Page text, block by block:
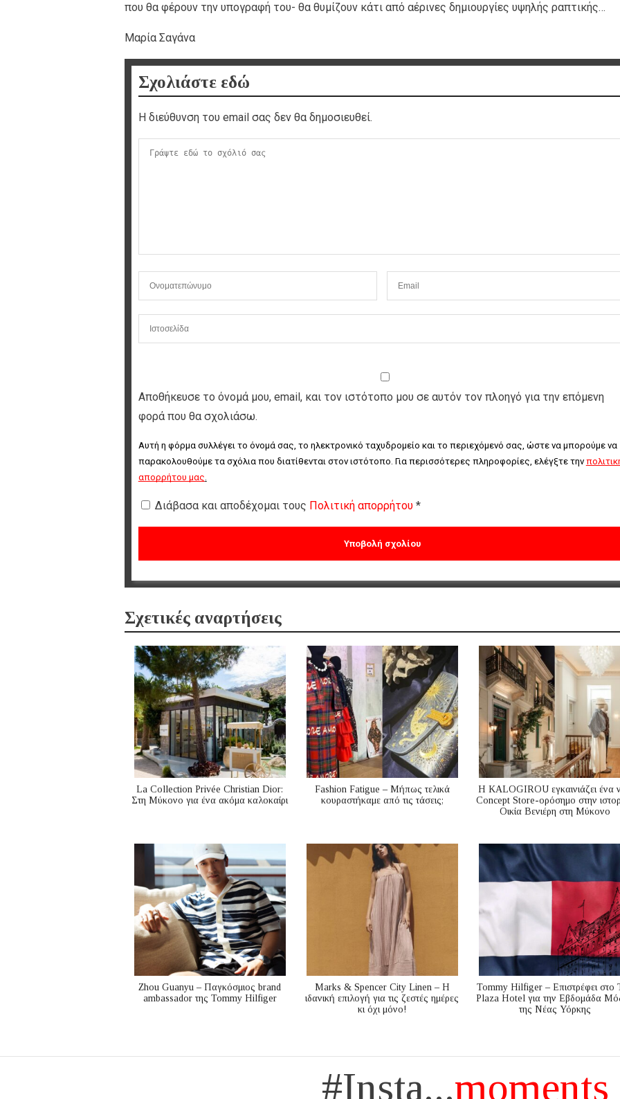
που θα φέρουν την υπογραφή του- θα θυμίζουν κάτι από αέρινες δημιουργίες υψηλής ραπτικής…
Μαρία Σαγάνα
Σχολιάστε εδώ
Η διεύθυνση του email σας δεν θα δημοσιευθεί.
Αποθήκευσε το όνομά μου, email, και τον ιστότοπο μου σε αυτόν τον πλοηγό για την επόμενη
φορά που θα σχολιάσω.
Αυτή η φόρμα συλλέγει το όνομά σας, το ηλεκτρονικό ταχυδρομείο και το περιεχόμενό σας, ώστε να μπορούμε να
παρακολουθούμε τα σχόλια που διατίθενται στον ιστότοπο. Για περισσότερες πληροφορίες, ελέγξτε την
απορρήτου μας.
Διάβασα και αποδέχομαι τους Πολιτική απορρήτου *
Σχετικές αναρτήσεις
La Collection Privée Christian Dior:
Στη Μύκονο για ένα ακόμα καλοκαίρι
Fashion Fatigue – Μήπως τελικά
κουραστήκαμε από τις τάσεις;
Η KALOGIROU εγκαινιάζει ένα
Concept Store-ορόσημο στην
Οικία Βενιέρη στη Μύκονο
Zhou Guanyu – Παγκόσμιος brand
ambassador της Tommy Hilfiger
Marks & Spencer City Linen – Η
ιδανική επιλογή για τις ζεστές ημέρες
κι όχι μόνο!
Tommy Hilfiger – Επιστρέφει στο
Plaza Hotel για την Εβδομάδα
της Νέας Υόρκης
#Insta...moments